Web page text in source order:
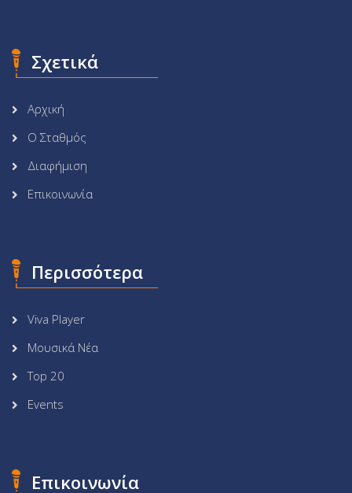
Σχετικά
Αρχική
Ο Σταθμός
Διαφήμιση
Επικοινωνία
Περισσότερα
Viva Player
Μουσικά Νέα
Top 20
Events
Επικοινωνία